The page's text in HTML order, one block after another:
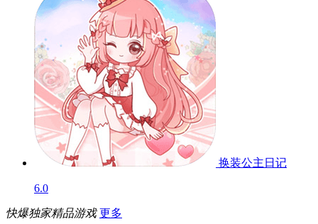
换装公主日记
6.0
快爆独家精品游戏 更多